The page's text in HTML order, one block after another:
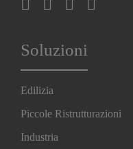
Soluzioni
Edilizia
Piccole Ristrutturazioni
Industria